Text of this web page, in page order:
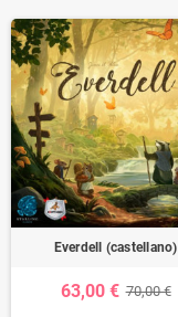
Everdell (castellano)
63,00 € 70,00 €